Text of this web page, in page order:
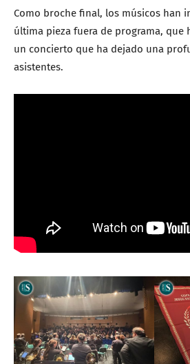
Como broche final, los músicos han
última pieza fuera de programa, que
un concierto que ha dejado una
asistentes.